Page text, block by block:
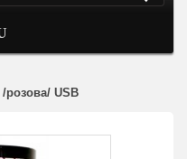
розова/ USB